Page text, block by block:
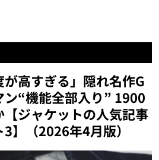
高すぎる」隠れ名作G
“機能全部入り” 1900
ジャケットの人気記事
】（2026年4月版）